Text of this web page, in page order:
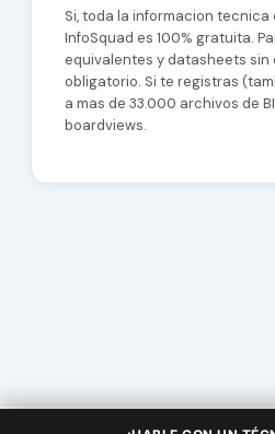
Si, toda la informacion tecnica
InfoSquad es 100% gratuita.
equivalentes y datasheets sin
obligatorio. Si te registras
a mas de 33.000 archivos de
boardviews.